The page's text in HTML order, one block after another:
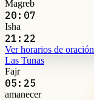
Magreb
20:07
Isha
21:22
Ver horarios de oración
Las Tunas
Fajr
05:25
amanecer